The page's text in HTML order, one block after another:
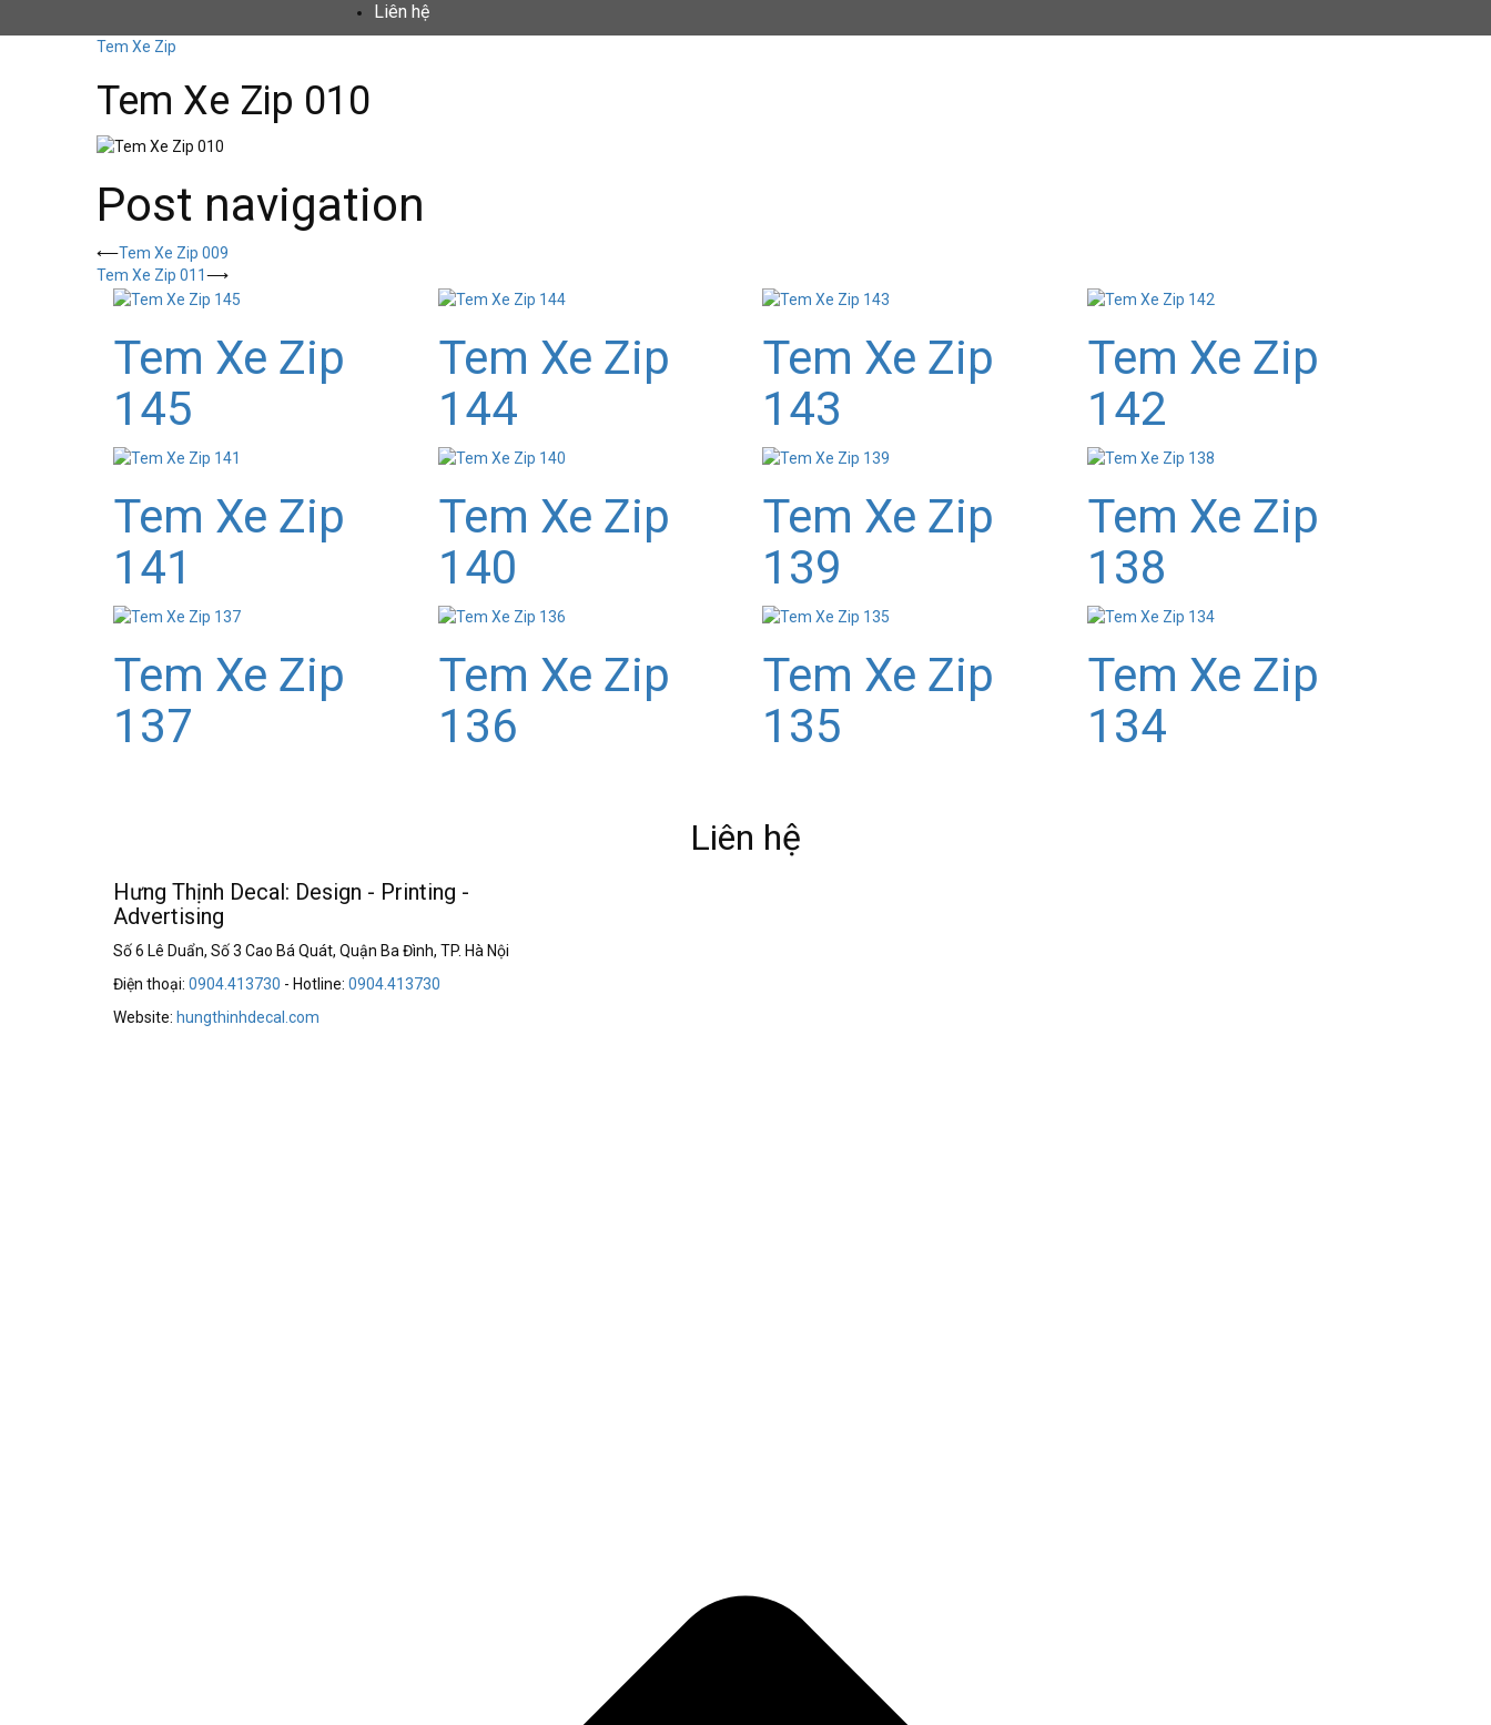
Liên hệ
Tem Xe Zip
Tem Xe Zip 010
Post navigation
⟵Tem Xe Zip 009
Tem Xe Zip 011⟶
Tem Xe Zip
145
Tem Xe Zip
144
Tem Xe Zip
143
Tem Xe Zip
142
Tem Xe Zip
141
Tem Xe Zip
140
Tem Xe Zip
139
Tem Xe Zip
138
Tem Xe Zip
137
Tem Xe Zip
136
Tem Xe Zip
135
Tem Xe Zip
134
Liên hệ
Hưng Thịnh Decal: Design - Printing -
Advertising
Số 6 Lê Duẩn, Số 3 Cao Bá Quát, Quận Ba Đình, TP. Hà Nội
Điện thoại: 0904.413730 - Hotline: 0904.413730
Website: hungthinhdecal.com